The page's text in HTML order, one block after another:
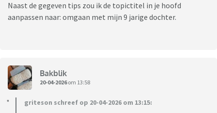
Naast de gegeven tips zou ik de topictitel in je hoofd
aanpassen naar: omgaan met mijn 9 jarige dochter.
Bakblik
20-04-2026om 13:58
griteson schreef op 20-04-2026 om 13:15: